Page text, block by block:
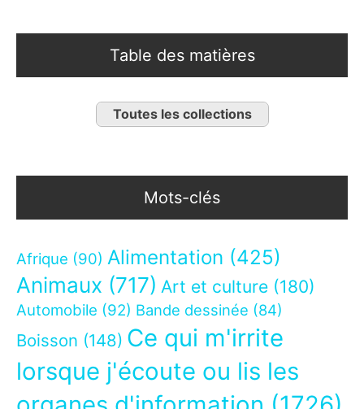
Table des matières
Toutes les collections
Mots-clés
Afrique (90) Alimentation (425)
Animaux (717) Art et culture (180)
Automobile (92) Bande dessinée (84)
Boisson (148) Ce qui m'irrite
lorsque j'écoute ou lis les